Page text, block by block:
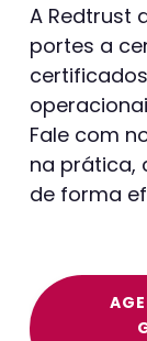
A Redtrust
portes a
Fale com
na prática,
de forma